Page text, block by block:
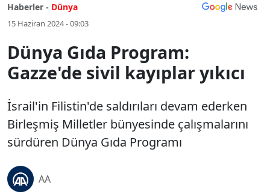
Haberler - Dünya
15 Haziran 2024 - 09:03
Dünya Gıda Program:
Gazze'de sivil kayıplar yıkıcı
İsrail'in Filistin'de saldırıları devam ederken
Birleşmiş Milletler bünyesinde çalışmalarını
sürdüren Dünya Gıda Programı
AA